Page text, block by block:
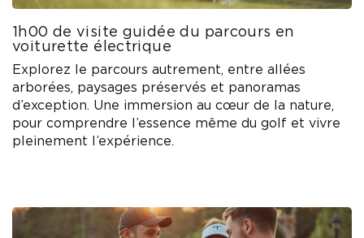
1h00 de visite guidée du parcours en
voiturette électrique
Explorez le parcours autrement, entre allées
arborées, paysages préservés et panoramas
d’exception. Une immersion au cœur de la nature,
pour comprendre l’essence même du golf et vivre
pleinement l’expérience.